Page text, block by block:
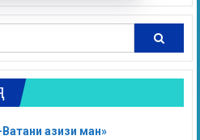
Ватани азизи ман»